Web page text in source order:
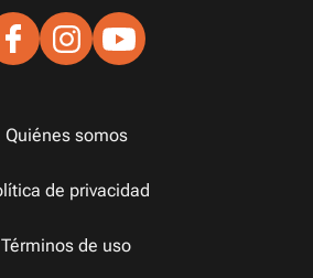
Quiénes somos
de privacidad
Términos de uso